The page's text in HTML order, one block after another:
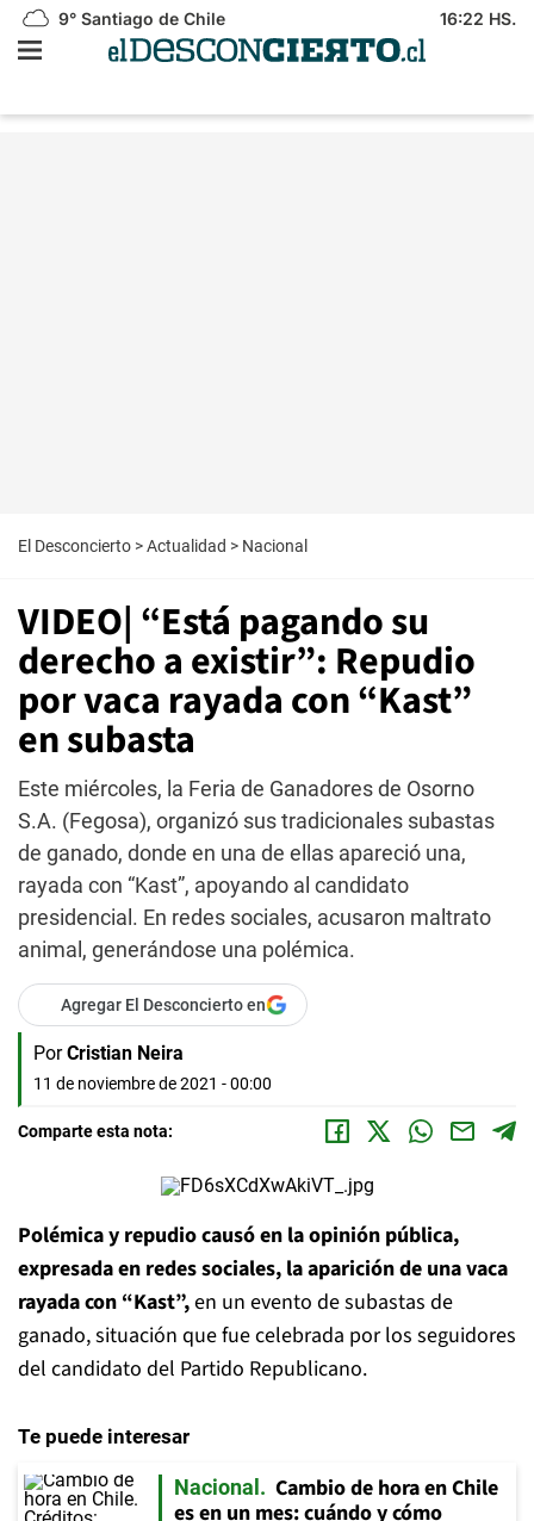
9° Santiago de Chile 16:22 HS.
El Desconcierto >Actualidad > Nacional
VIDEO| “Está pagando su
derecho a existir”: Repudio
por vaca rayada con “Kast”
en subasta
Este miércoles, la Feria de Ganadores de Osorno
S.A. (Fegosa), organizó sus tradicionales subastas
de ganado, donde en una de ellas apareció una,
rayada con “Kast”, apoyando al candidato
presidencial. En redes sociales, acusaron maltrato
animal, generándose una polémica.
Agregar El Desconcierto en
Por Cristian Neira
11 de noviembre de 2021 - 00:00
Comparte esta nota:
Polémica y repudio causó en la opinión pública,
expresada en redes sociales, la aparición de una vaca
rayada con “Kast”,en un evento de subastas de
ganado, situación que fue celebrada por los seguidores
del candidato del Partido Republicano.
Te puede interesar
Nacional
Cambio de hora en Chile
es en un mes: cuándo y cómo